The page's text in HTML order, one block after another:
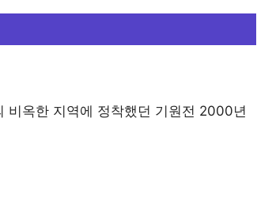
비옥한 지역에 정착했던 기원전 2000년